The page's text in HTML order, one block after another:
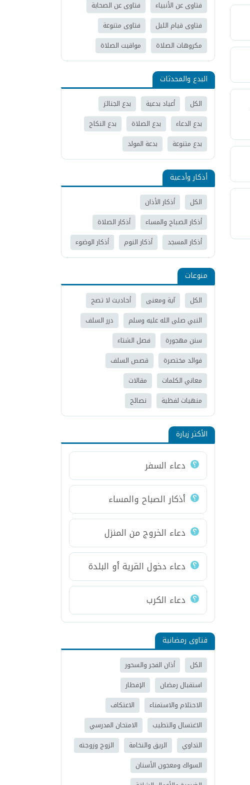
فتاوى عن الأنبياء
فتاوى عن الصحابة
فتاوى قيام الليل
فتاوى متنوعة
مكروهات الصلاة
مواقيت الصلاة
البدع والمحدثات
الكل أعياد بدعية
بدع الجنائز
بدع الدعاء
بدع الصلاة
بدع النكاح
بدع متنوعة
بدعة المولد
أذكار وأدعية
الكل
أذكار الأذان
أذكار الصباح والمساء
أذكار الصلاة
أذكار المسجد
أذكار النوم أذكار الوضوء
منوعات
الكل آية ومعنى
أحاديث لا تصح
النبي صلى الله عليه وسلم
درر السلف
سنن مهجورة
فصل الشتاء
فوائد مختصرة
قصص السلف
معاني الكلمات
مقالات
منهيات لفظية
نصائح
الأكثر زيارة
دعاء السفر
أذكار الصباح والمساء
دعاء الخروج من المنزل
دعاء دخول القرية أو البلدة
دعاء الكرب
فتاوى رمضانية
الكل
أذان الفجر والسحور
استقبال رمضان
الإفطار
الاحتلام والاستمناء
الاعتكاف
الاغتسال والتطيب
الامتحان المدرسي
التداوي
الريق والنخامة
الزوج وزوجته
السواك ومعجون الأسنان